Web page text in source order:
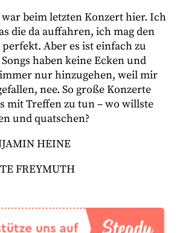
war beim letzten Konzert hier. Ich
die da auffahren, ich mag den
perfekt. Aber es ist einfach zu
haben keine Ecken und
nur hinzugehen, weil mir
nee. So große Konzerte
mit Treffen zu tun – wo willste
und quatschen?
HEINE
FREYMUTH